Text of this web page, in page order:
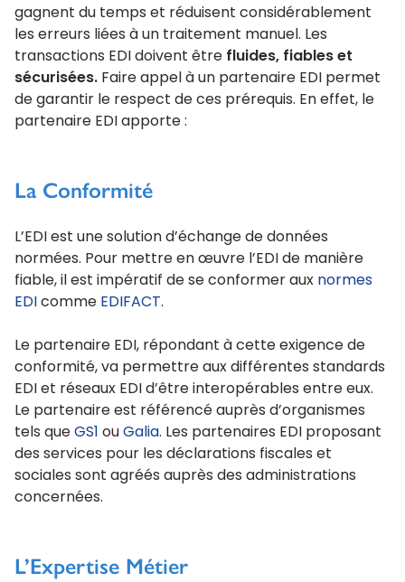
gagnent du temps et réduisent considérablement
les erreurs liées à un traitement manuel. Les
transactions EDI doivent être fluides, fiables et
sécurisées. Faire appel à un partenaire EDI permet
de garantir le respect de ces prérequis. En effet, le
partenaire EDI apporte :
La Conformité
L’EDI est une solution d’échange de données
normées. Pour mettre en œuvre l’EDI de manière
fiable, il est impératif de se conformer aux normes
EDI comme EDIFACT.
Le partenaire EDI, répondant à cette exigence de
conformité, va permettre aux différentes standards
EDI et réseaux EDI d’être interopérables entre eux.
Le partenaire est référencé auprès d’organismes
tels que GS1 ou Galia. Les partenaires EDI proposant
des services pour les déclarations fiscales et
sociales sont agréés auprès des administrations
concernées.
L’Expertise Métier